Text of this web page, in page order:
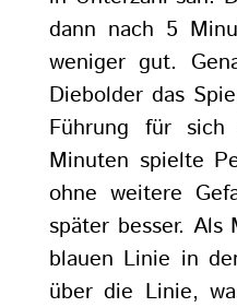
dann nach 5
weniger gut.
Diebolder das
Führung für
Minuten spielte
ohne weitere
später besser.
blauen Linie in
über die Linie,